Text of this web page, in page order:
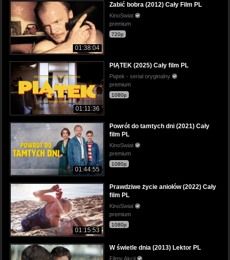
01:38:04
Zabić bobra (2012) Cały Film PL
KinoSwiat
premium
720p
01:11:36
PIĄTEK (2025) Cały film PL
Piątek - serial oryginalny
premium
1080p
01:44:55
Powrót do tamtych dni (2021) Cały
film PL
KinoSwiat
premium
1080p
01:15:53
Prawdziwe życie aniołów (2022) Cały
film PL
KinoSwiat
premium
1080p
W świetle dnia (2013) Lektor PL
Filmy Akcji